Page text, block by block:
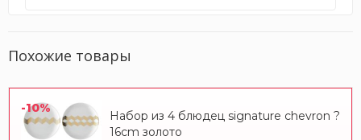
Похожие товары
-10%
Набор из 4 блюдец signature chevron ?
16cm золото